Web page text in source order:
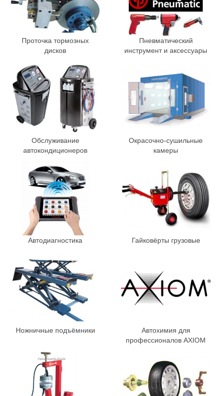
Проточка тормозных
дисков
Пневматический
инструмент и аксессуары
Обслуживание
автокондиционеров
Окрасочно-сушильные
камеры
Автодиагностика Гайковёрты грузовые
Ножничные подъёмники
Автохимия для
профессионалов AXIOM